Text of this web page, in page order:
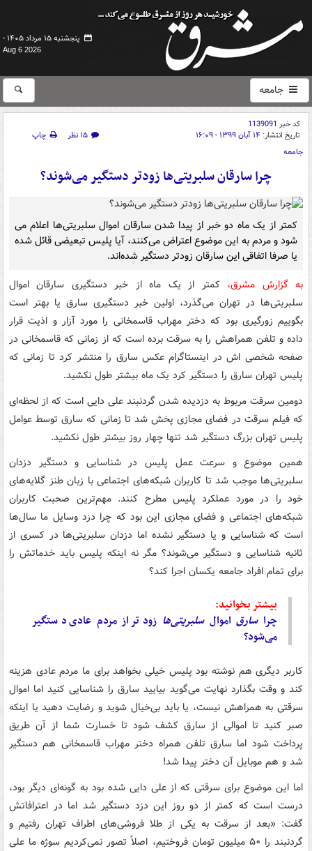
پنجشنبه ۱۵ مرداد ۱۴۰۵ -
Aug 6 2026
جامعه
کد خبر 1139091
تاریخ انتشار: ۱۴ آبان ۱۳۹۹ - ۱۶:۰۹ ۱۵ نظر
چاپ
جامعه
چرا سارقان سلبریتی‌ها زودتر دستگیر می‌شوند؟
کمتر از یک ماه دو خبر از پیدا شدن سارقان اموال سلبریتی‌ها اعلام می
شود و مردم به این موضوع اعتراض می‌کنند، آیا پلیس تبعیضی قائل شده
یا صرفا اتفاقی این سارقان زودتر دستگیر شده‌اند.
به گزارش مشرق، کمتر از یک ماه از خبر دستگیری سارقان اموال
سلبریتی‌ها در تهران می‌گذرد، اولین خبر دستگیری سارق یا بهتر است
بگوییم زورگیری بود که دختر مهراب قاسمخانی را مورد آزار و اذیت قرار
داده و تلفن همراهش را به سرقت برده است که از زمانی که قاسمخانی در
صفحه شخصی اش در اینستاگرام عکس سارق را منتشر کرد تا زمانی که
پلیس تهران سارق را دستگیر کرد یک ماه بیشتر طول نکشید.
دومین سرقت مربوط به دزدیده شدن گردنبند علی دایی است که از لحظه‌ای
که فیلم سرقت در فضای مجازی پخش شد تا زمانی که سارق توسط عوامل
پلیس تهران بزرگ دستگیر شد تنها چهار روز بیشتر طول نکشید.
همین موضوع و سرعت عمل پلیس در شناسایی و دستگیر دزدان
سلبریتی‌ها موجب شد تا کاربران شبکه‌های اجتماعی با زبان طنز گلایه‌های
خود را در مورد عملکرد پلیس مطرح کنند. مهم‌ترین صحبت کاربران
شبکه‌های اجتماعی و فضای مجازی این بود که چرا دزد وسایل ما سال‌ها
است که شناسایی و یا دستگیر نشده اما دزدان سلبریتی‌ها در کسری از
ثانیه شناسایی و دستگیر می‌شوند؟ مگر نه اینکه پلیس باید خدماتش را
برای تمام افراد جامعه یکسان اجرا کند؟
بیشتر بخوانید:
چراسارقاموالسلبریتی‌ها زودتر از مردم عادی دستگیر
می‌شود؟
کاربر دیگری هم نوشته بود پلیس خیلی بخواهد برای ما مردم عادی هزینه
کند و وقت بگذارد نهایت می‌گوید بیایید سارق را شناسایی کنید اما اموال
سرقتی به همراهش نیست، یا باید بی‌خیال شوید و رضایت دهید یا اینکه
صبر کنید تا اموالی از سارق کشف شود تا خسارت شما از آن طریق
پرداخت شود اما سارق تلفن همراه دختر مهراب قاسمخانی هم دستگیر
شد و هم موبایل آن دختر پیدا شد!
اما این موضوع برای سرقتی که از علی دایی شده بود به گونه‌ای دیگر بود،
درست است که کمتر از دو روز این دزد دستگیر شد اما در اعترافاتش
گفت: «بعد از سرقت به یکی از طلا فروشی‌های اطراف تهران رفتیم و
گردنبند را ۵۰ میلیون تومان فروختیم، اصلاً تصور نمی‌کردیم سوژه ما علی